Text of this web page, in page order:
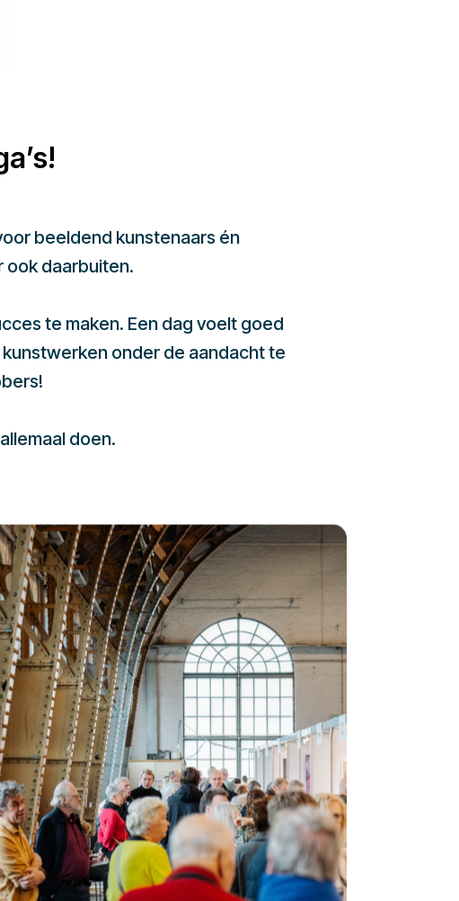
beeldend kunstenaars én
ook daarbuiten.
te maken. Een dag voelt goed
onder de aandacht te
doen.